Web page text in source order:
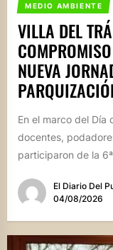
MEDIO AMBIENTE
VILLA DEL
NUEVA
En el marco del Día
docentes,
participaron de la
El Diario Del
04/08/2026